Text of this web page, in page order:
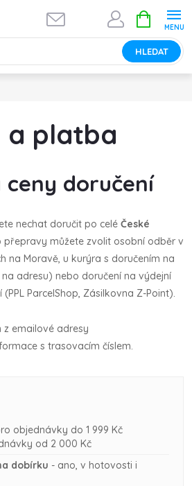
HLEDAT
NÁKUPNÍ
KOŠÍK
a platba
ceny doručení
nechat doručit po celé České
přepravy můžete zvolit osobní odběr v
na Moravě, u kurýra s doručením na
na adresu) nebo doručení na výdejní
ParcelShop, Zásilkovna Z-Point).
z emailové adresy
s trasovacím číslem.
objednávky do 1 999 Kč
od 2 000 Kč
dobírku - ano, v hotovosti i